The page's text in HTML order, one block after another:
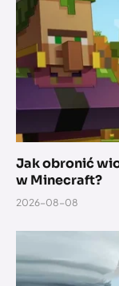
Jak obronić
w Minecraft?
2026-08-08